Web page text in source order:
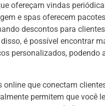
ofereçam vindas
e spas oferecem
descontos para
é possível encontrar
personalizados, podendo
que conectam
permitem que você